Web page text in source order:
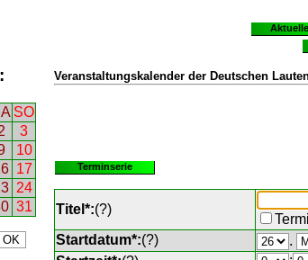
SO
3
10
17
24
31
Veranstaltungskalender der Deutschen
Terminserie
Titel*:(?)
Startdatum*:(?)
.